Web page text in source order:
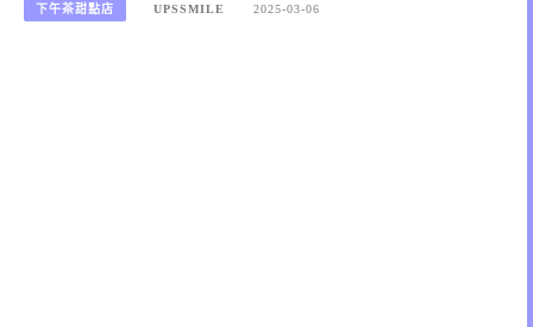
下午茶甜點店 UPSSMILE 2025-03-06